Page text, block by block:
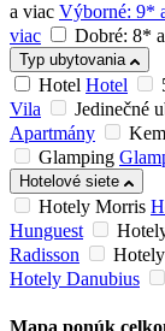
a viac Výborné: 9*
viac
Dobré: 8*
Typ ubytovania
Hotel Hotel
Vila
Jedinečné
Apartmány
Glamping
Hotelové siete
Hotely Morris
Hunguest
Radisson
Hotely Danubius
Mapa ponúk